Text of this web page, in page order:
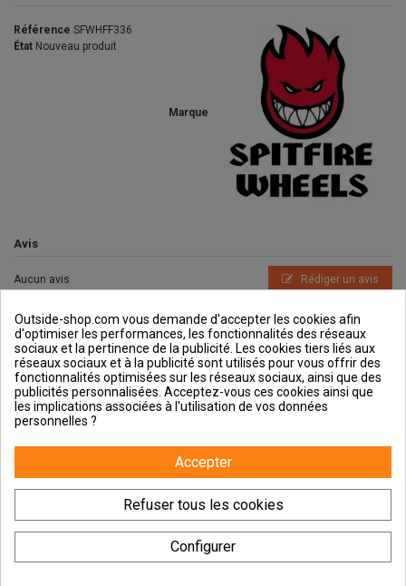
Marque
Référence SFWHFF336
État Nouveau produit
Avis
Aucun avis Rédiger un avis
Outside et vous
Contactez-nous
Outside-shop.com vous demande d'accepter les cookies afin
d'optimiser les performances, les fonctionnalités des réseaux
sociaux et la pertinence de la publicité. Les cookies tiers liés aux
réseaux sociaux et à la publicité sont utilisés pour vous offrir des
fonctionnalités optimisées sur les réseaux sociaux, ainsi que des
publicités personnalisées. Acceptez-vous ces cookies ainsi que
les implications associées à l'utilisation de vos données
personnelles ?
Accepter
Refuser tous les cookies
Configurer